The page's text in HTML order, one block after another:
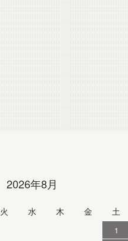
2026年8月
火 水 木 金 土
1